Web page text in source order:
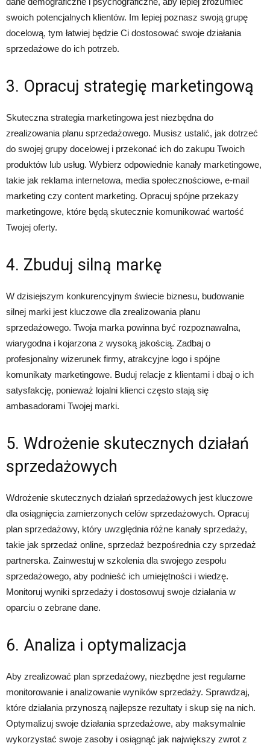
swoich potencjalnych klientów. Im lepiej poznasz swoją grupę
docelową, tym łatwiej będzie Ci dostosować swoje działania
sprzedażowe do ich potrzeb.
3. Opracuj strategię marketingową
Skuteczna strategia marketingowa jest niezbędna do
zrealizowania planu sprzedażowego. Musisz ustalić, jak dotrzeć
do swojej grupy docelowej i przekonać ich do zakupu Twoich
produktów lub usług. Wybierz odpowiednie kanały marketingowe,
takie jak reklama internetowa, media społecznościowe, e-mail
marketing czy content marketing. Opracuj spójne przekazy
marketingowe, które będą skutecznie komunikować wartość
Twojej oferty.
4. Zbuduj silną markę
W dzisiejszym konkurencyjnym świecie biznesu, budowanie
silnej marki jest kluczowe dla zrealizowania planu
sprzedażowego. Twoja marka powinna być rozpoznawalna,
wiarygodna i kojarzona z wysoką jakością. Zadbaj o
profesjonalny wizerunek firmy, atrakcyjne logo i spójne
komunikaty marketingowe. Buduj relacje z klientami i dbaj o ich
satysfakcję, ponieważ lojalni klienci często stają się
ambasadorami Twojej marki.
5. Wdrożenie skutecznych działań
sprzedażowych
Wdrożenie skutecznych działań sprzedażowych jest kluczowe
dla osiągnięcia zamierzonych celów sprzedażowych. Opracuj
plan sprzedażowy, który uwzględnia różne kanały sprzedaży,
takie jak sprzedaż online, sprzedaż bezpośrednia czy sprzedaż
partnerska. Zainwestuj w szkolenia dla swojego zespołu
sprzedażowego, aby podnieść ich umiejętności i wiedzę.
Monitoruj wyniki sprzedaży i dostosowuj swoje działania w
oparciu o zebrane dane.
6. Analiza i optymalizacja
Aby zrealizować plan sprzedażowy, niezbędne jest regularne
monitorowanie i analizowanie wyników sprzedaży. Sprawdzaj,
które działania przynoszą najlepsze rezultaty i skup się na nich.
Optymalizuj swoje działania sprzedażowe, aby maksymalnie
wykorzystać swoje zasoby i osiągnąć jak największy zwrot z